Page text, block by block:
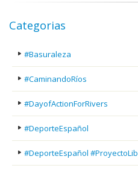
Categorias
#Basuraleza
#CaminandoRíos
#DayofActionForRivers
#DeporteEspañol
#DeporteEspañol